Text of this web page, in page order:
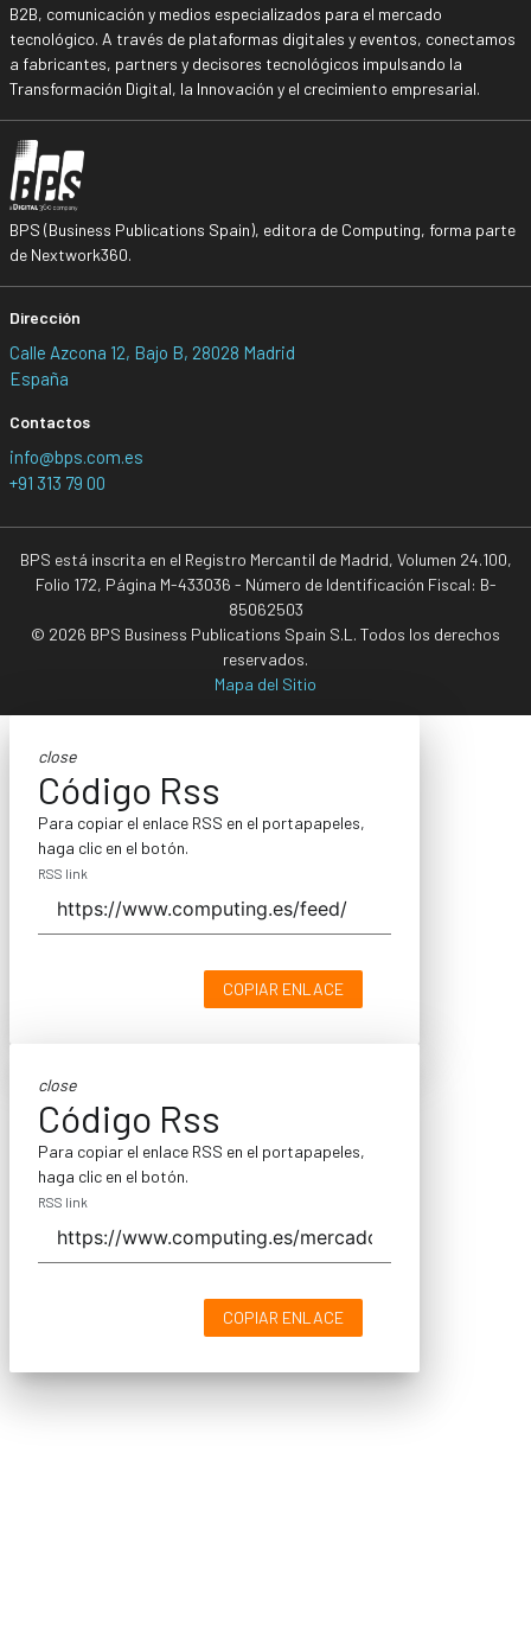
B2B, comunicación y medios especializados para el mercado
tecnológico. A través de plataformas digitales y eventos, conectamos
a fabricantes, partners y decisores tecnológicos impulsando la
Transformación Digital, la Innovación y el crecimiento empresarial.
BPS (Business Publications Spain), editora de Computing, forma parte
de Nextwork360.
Dirección
Calle Azcona 12, Bajo B, 28028 Madrid
España
Contactos
info@bps.com.es
+91 313 79 00
BPS está inscrita en el Registro Mercantil de Madrid, Volumen 24.100,
Folio 172, Página M-433036 - Número de Identificación Fiscal: B-
85062503
© 2026 BPS Business Publications Spain S.L. Todos los derechos
reservados.
Mapa del Sitio
close
Código Rss
Para copiar el enlace RSS en el portapapeles,
haga clic en el botón.
RSS link
COPIAR ENLACE
close
Código Rss
Para copiar el enlace RSS en el portapapeles,
haga clic en el botón.
RSS link
COPIAR ENLACE